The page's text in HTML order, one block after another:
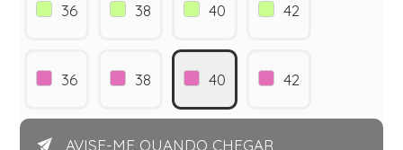
36 38 40 42
36 38 40 42
AVISE-ME QUANDO CHEGAR